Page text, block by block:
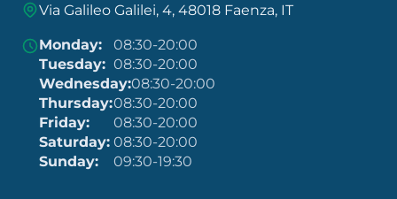
Via Galileo Galilei, 4, 48018 Faenza, IT
Monday:
08:30-20:00
Tuesday: 08:30-20:00
Wednesday:08:30-20:00
Thursday:08:30-20:00
Friday:
08:30-20:00
Saturday: 08:30-20:00
Sunday:
09:30-19:30